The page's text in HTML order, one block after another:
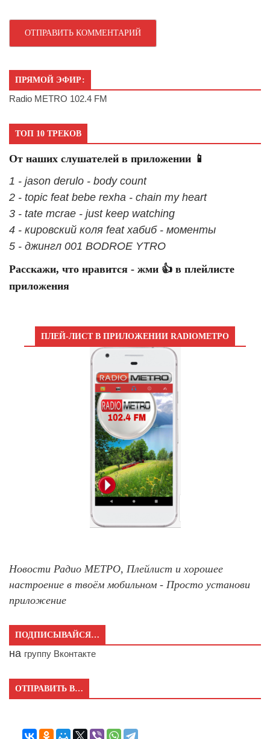
ПРЯМОЙ ЭФИР:
Radio METRO 102.4 FM
ТОП 10 ТРЕКОВ
От наших слушателей в приложении 📱
1 - jason derulo - body count
2 - topic feat bebe rexha - chain my heart
3 - tate mcrae - just keep watching
4 - кировский коля feat хабиб - моменты
5 - джингл 001 BODROE YTRO
Расскажи, что нравится - жми 👍 в плейлисте
приложения
ПЛЕЙ-ЛИСТ В ПРИЛОЖЕНИИ RADIOМЕТРО
Новости Радио МЕТРО, Плейлист и хорошее
настроение в твоём мобильном - Просто установи
приложение
ПОДПИСЫВАЙСЯ…
на группу Вконтакте
ОТПРАВИТЬ В…